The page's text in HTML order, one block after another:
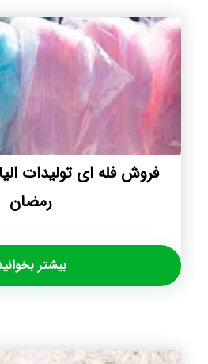
فروش فله ای تولیدات
رمضان
بیشتر